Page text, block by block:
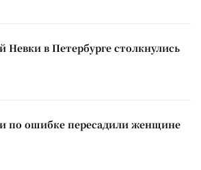
Невки в Петербурге столкнулись
по ошибке пересадили женщине